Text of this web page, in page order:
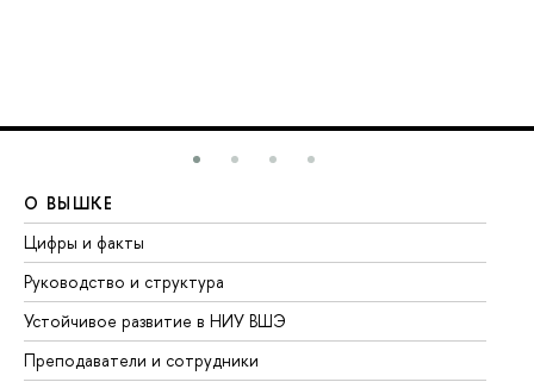
О ВЫШКЕ
Цифры и факты
Руководство и структура
Устойчивое развитие в НИУ ВШЭ
Преподаватели и сотрудники